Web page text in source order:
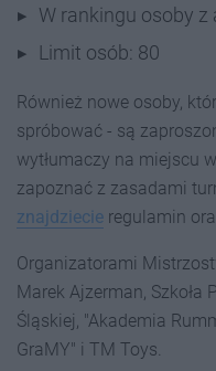
W rankingu osoby z
Limit osób: 80
Również nowe osoby,
spróbować - są
wytłumaczy na miejscu
zapoznać z zasadami
znajdziecie regulamin
Organizatorami
Marek Ajzerman, Szkoła
Śląskiej, "Akademia
GraMY" i TM Toys.